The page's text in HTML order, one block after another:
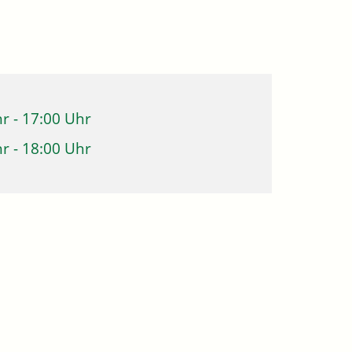
- 17:00 Uhr
- 18:00 Uhr